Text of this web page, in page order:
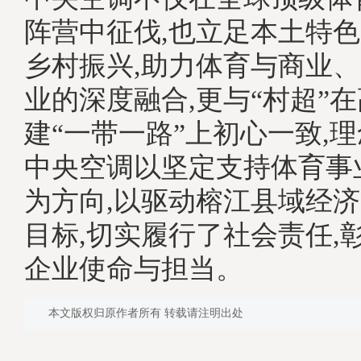
阵营中征伐,也立足本土特
乡村振兴,助力体育与商业
业的深度融合,更与“村超”
建“一带一路”上初心一致,
中央空调以坚定支持体育
为方向,以驱动榕江县域经
目标,切实履行了社会责任,
企业使命与担当。
本文版权归原作者所有 转载请注明出处